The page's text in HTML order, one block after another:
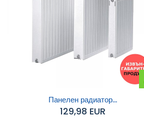
Панелен радиатор...
129,98 EUR